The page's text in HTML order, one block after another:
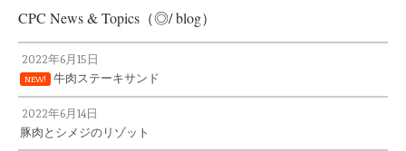
CPC News & Topics（◎/ blog）
2022年6月15日
NEW! 牛肉ステーキサンド
2022年6月14日
豚肉とシメジのリゾット